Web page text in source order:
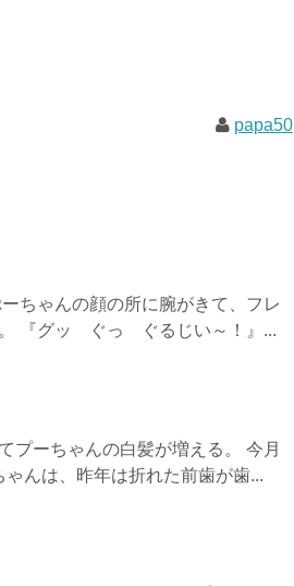
papa50
ちゃんの顔の所に腕がきて、フレ
。 『グッ ぐっ ぐるじい～！』...
プーちゃんの白髪が増える。 今月
んは、昨年は折れた前歯が歯...